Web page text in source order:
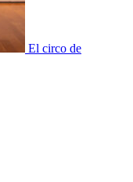
El circo de